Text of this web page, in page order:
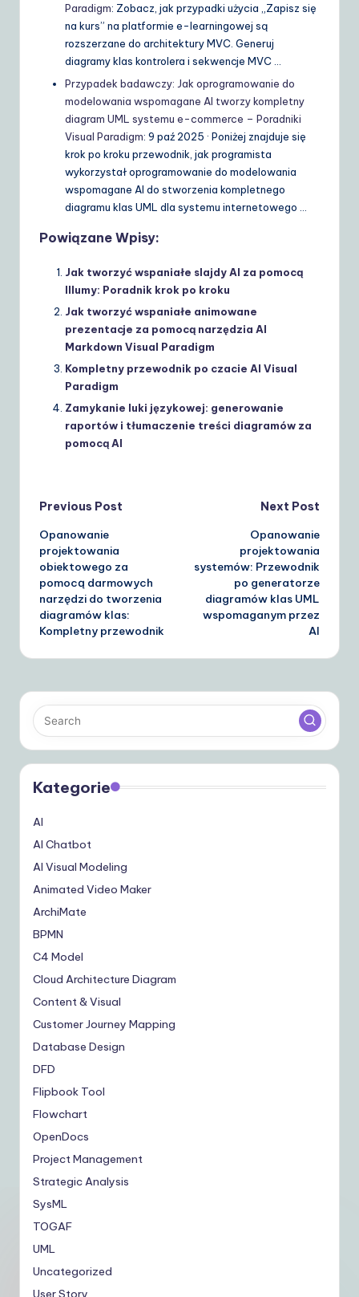
Paradigm: Zobacz, jak przypadki użycia „Zapisz się
na kurs” na platformie e-learningowej są
rozszerzane do architektury MVC. Generuj
diagramy klas kontrolera i sekwencje MVC …
Przypadek badawczy: Jak oprogramowanie do
modelowania wspomagane AI tworzy kompletny
diagram UML systemu e-commerce – Poradniki
Visual Paradigm: 9 paź 2025 · Poniżej znajduje się
krok po kroku przewodnik, jak programista
wykorzystał oprogramowanie do modelowania
wspomagane AI do stworzenia kompletnego
diagramu klas UML dla systemu internetowego …
Powiązane Wpisy:
Jak tworzyć wspaniałe slajdy AI za pomocą
Illumy: Poradnik krok po kroku
Jak tworzyć wspaniałe animowane
prezentacje za pomocą narzędzia AI
Markdown Visual Paradigm
Kompletny przewodnik po czacie AI Visual
Paradigm
Zamykanie luki językowej: generowanie
raportów i tłumaczenie treści diagramów za
pomocą AI
Post
navigation
Previous Post
Opanowanie
projektowania
obiektowego za
pomocą darmowych
narzędzi do tworzenia
diagramów klas:
Kompletny przewodnik
Next Post
Opanowanie
projektowania
systemów: Przewodnik
po generatorze
diagramów klas UML
wspomaganym przez
AI
Kategorie
AI
AI Chatbot
AI Visual Modeling
Animated Video Maker
ArchiMate
BPMN
C4 Model
Cloud Architecture Diagram
Content & Visual
Customer Journey Mapping
Database Design
DFD
Flipbook Tool
Flowchart
OpenDocs
Project Management
Strategic Analysis
SysML
TOGAF
UML
Uncategorized
User Story